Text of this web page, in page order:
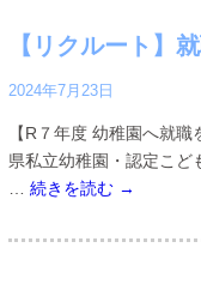
【リクルート】
2024年7月23日
【R７年度 幼稚園へ就
県私立幼稚園・認定こ
続きを読む →